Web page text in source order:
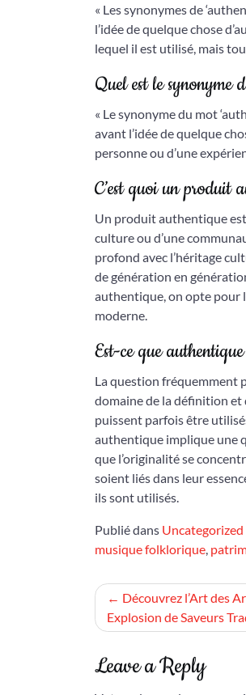
« Les synonymes de
l’idée de quelque chose
lequel il est utilisé, mais
Quel est le synonyme
« Le synonyme du mot
avant l’idée de quelque
personne ou d’une
C’est quoi un produit
Un produit authentique est
culture ou d’une
profond avec l’héritage
de génération en
authentique, on opte pour
moderne.
Est-ce que
La question fréquemment
domaine de la définition et
puissent parfois être
authentique implique une
que l’originalité se
soient liés dans leur
ils sont utilisés.
Publié dans Uncategorized
musique folklorique,
Navigation
de
l’article
Découvrez l’Art des
Explosion de Saveurs
Leave a Reply